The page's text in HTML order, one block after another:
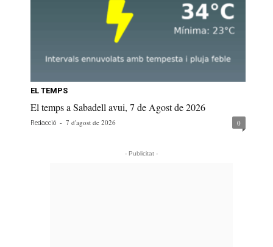
EL TEMPS
El temps a Sabadell avui, 7 de Agost de 2026
Redacció - 7 d'agost de 2026 0
- Publicitat -